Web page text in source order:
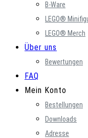
B-Ware
LEGO®
LEGO® Merch
Über uns
Bewertungen
FAQ
Mein Konto
Bestellungen
Downloads
Adresse